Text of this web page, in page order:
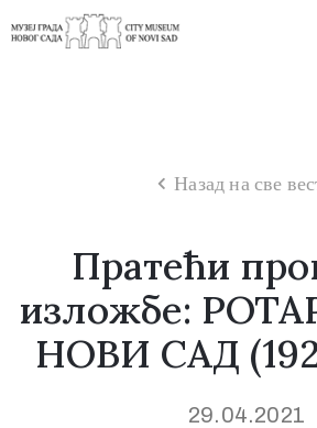
Назад на све
Пратећи
изложбе:
НОВИ САД
29.04.2021